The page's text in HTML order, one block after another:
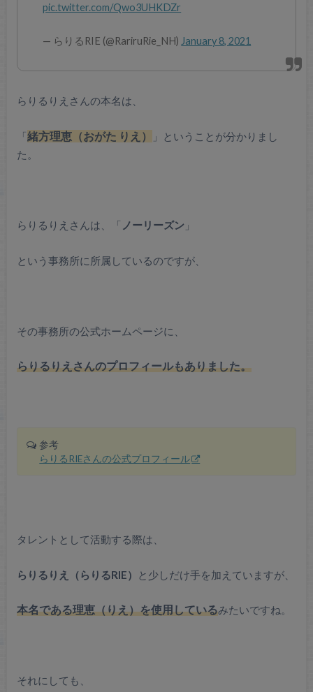
pic.twitter.com/Qwo3UHKDZr
— らりるRIE (@RariruRie_NH) January 8, 2021
らりるりえさんの本名は、
「緒方理恵（おがた りえ）
」ということが分かりまし
た。
らりるりえさんは、「 ノーリーズン 」
という事務所に所属しているのですが、
その事務所の公式ホームページに、
らりるりえさんのプロフィールもありました。
参考
らりるRIEさんの公式プロフィール
タレントとして活動する際は、
らりるりえ（らりるRIE） と少しだけ手を加えていますが、
本名である理恵（りえ）を使用しているみたいですね。
それにしても、